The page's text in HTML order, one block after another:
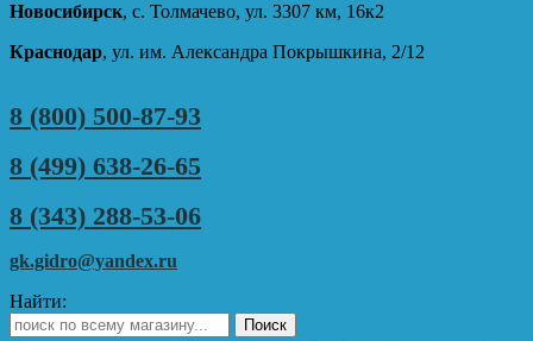
Новосибирск, с. Толмачево, ул. 3307 км, 16к2
Краснодар, ул. им. Александра Покрышкина, 2/12
8 (800) 500-87-93
8 (499) 638-26-65
8 (343) 288-53-06
gk.gidro@yandex.ru
Найти: